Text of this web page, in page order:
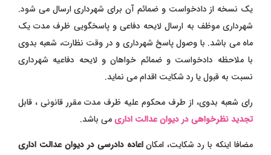
یک نسخه از دادخواست و ضمائم آن برای شهرداری ارسال می شود.
شهرداری موظف به ارسال لایحه دفاعی و پاسخگویی ظرف مدت یک
ماه می باشد. با وصول پاسخ شهرداری و در وقت نظارت، شعبه بدوی
با ملاحظه دادخواست و ضمائم خواهان و لایحه دفاعیه شهرداری
نسبت به قبول یا رد شکایت اقدام می نماید.
رای شعبه بدوی، از طرف محکوم علیه ظرف مدت مقرر قانونی ، قابل
تجدید نظرخواهی در دیوان عدالت اداریمی باشد.
مضافا اینکه با رد شکایت، امکاناعاده دادرسی در دیوان عدالت اداری